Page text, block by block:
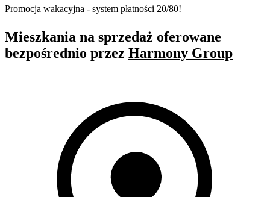
Promocja wakacyjna - system płatności 20/80!
Mieszkania na sprzedaż oferowane
bezpośrednio przez Harmony Group